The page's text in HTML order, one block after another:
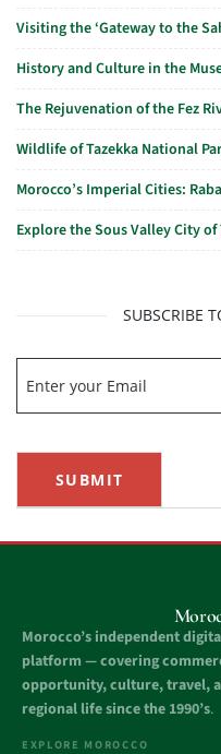
Visiting the ‘Gateway to the
History and Culture in the
The Rejuvenation of the Fez
Wildlife of Tazekka National
Morocco’s Imperial Cities:
Explore the Sous Valley City
SUBSCRIBE
SUBMIT
Morocco’s independent
platform — covering
opportunity, culture, travel,
regional life since the 1990’s.
EXPLORE MOROCCO